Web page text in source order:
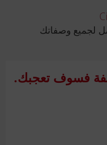
لجميع وصفاتك
فسوف تعجبك.